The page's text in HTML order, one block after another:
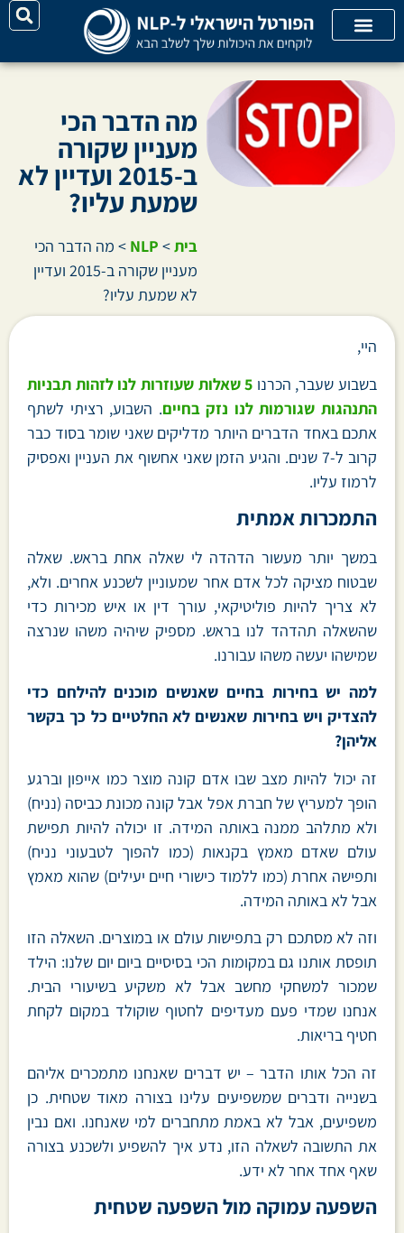
מה הדבר הכי
מעניין שקורה
ב-2015 ועדיין לא
שמעת עליו?
בית>
NLP
> מה הדבר הכי
מעניין שקורה ב-2015 ועדיין
לא שמעת עליו?
היי,
בשבוע שעבר, הכרנו
5 שאלות שעוזרות לנו לזהות תבניות
התנהגות שגורמות לנו נזק בחיים. השבוע, רציתי לשתף
אתכם באחד הדברים היותר מדליקים שאני שומר בסוד כבר
קרוב ל-7 שנים. והגיע הזמן שאני אחשוף את העניין ואפסיק
לרמוז עליו.
התמכרות אמתית
במשך יותר מעשור הדהדה לי שאלה אחת בראש. שאלה
שבטוח מציקה לכל אדם אחר שמעוניין לשכנע אחרים. ולא,
לא צריך להיות פוליטיקאי, עורך דין או איש מכירות כדי
שהשאלה תהדהד לנו בראש. מספיק שיהיה משהו שנרצה
שמישהו יעשה משהו עבורנו.
למה יש בחירות בחיים שאנשים מוכנים להילחם כדי
להצדיק ויש בחירות שאנשים לא החלטיים כל כך בקשר
אליהן?
זה יכול להיות מצב שבו אדם קונה מוצר כמו אייפון וברגע
הופך למעריץ של חברת אפל אבל קונה מכונת כביסה (נניח)
ולא מתלהב ממנה באותה המידה. זו יכולה להיות תפישת
עולם שאדם מאמץ בקנאות (כמו להפוך לטבעוני נניח)
ותפישה אחרת (כמו ללמוד כישורי חיים יעילים) שהוא מאמץ
אבל לא באותה המידה.
וזה לא מסתכם רק בתפישות עולם או במוצרים. השאלה הזו
תופסת אותנו גם במקומות הכי בסיסיים ביום יום שלנו: הילד
שמכור למשחקי מחשב אבל לא משקיע בשיעורי הבית.
אנחנו שמדי פעם מעדיפים לחטוף שוקולד במקום לקחת
חטיף בריאות.
זה הכל אותו הדבר – יש דברים שאנחנו מתמכרים אליהם
בשנייה ודברים שמשפיעים עלינו בצורה מאוד שטחית. כן
משפיעים, אבל לא באמת מתחברים למי שאנחנו. ואם נבין
את התשובה לשאלה הזו, נדע איך להשפיע ולשכנע בצורה
שאף אחד אחר לא ידע.
השפעה עמוקה מול השפעה שטחית